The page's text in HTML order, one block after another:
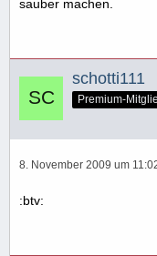
sauber machen.
schotti111
Premium-
8. November 2009 um
:btv: